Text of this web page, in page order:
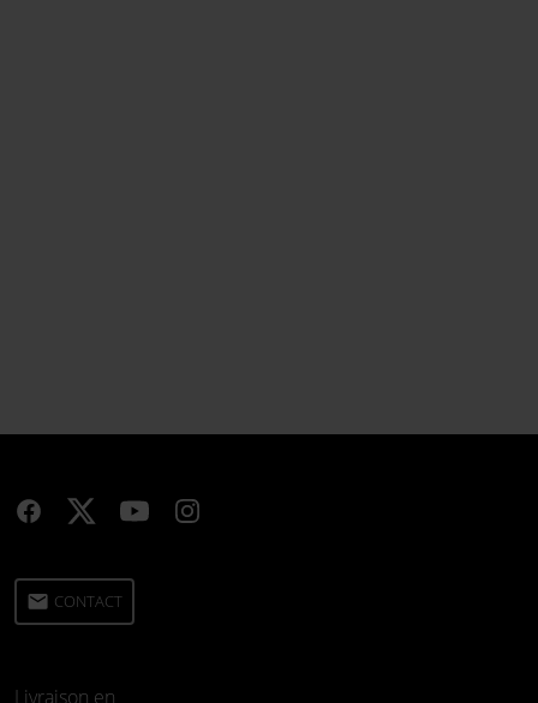
email CONTACT
Livraison en